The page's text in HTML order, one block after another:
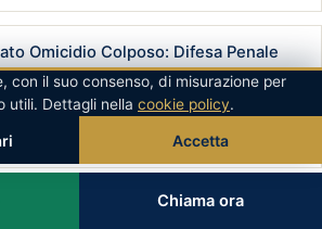
Omicidio Colposo: Difesa Penale
Penalmente per Errore Prescrizione
Nell'Omicidio Stradale: Come Funziona
Chiama ora
con il suo consenso, di misurazione per
utili. Dettagli nella cookie policy.
Accetta